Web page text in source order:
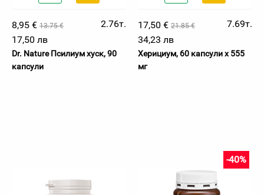
8,95 € 13.75 €
2.76т.
17,50 лв
Dr. Nature Псилиум хуск, 90
капсули
17,50 € 21.85 €
7.69т.
34,23 лв
Херициум, 60 капсули х 555
мг
-40%